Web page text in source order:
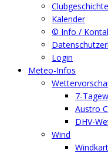
Clubgeschichte
Kalender
© Info /
Login
Meteo-Infos
7-
Austro
DHV-
Wind